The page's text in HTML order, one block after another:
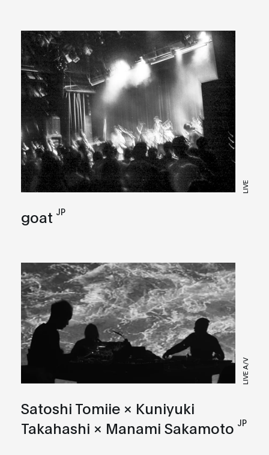
LIVE
goat JP
LIVE A/V
Satoshi Tomiie × Kuniyuki
Takahashi × Manami Sakamoto JP